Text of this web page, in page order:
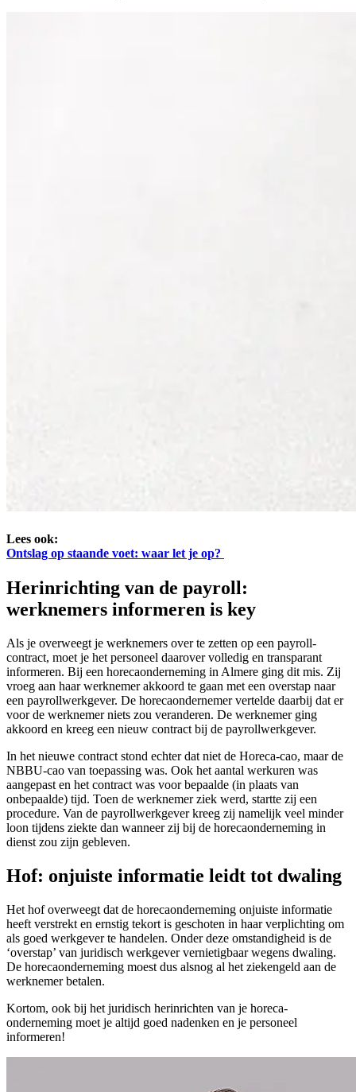
Lees ook:
Ontslag op staande voet: waar let je op?
Herinrichting van de payroll:
werknemers informeren is key
Als je overweegt je werknemers over te zetten op een payroll-
contract, moet je het personeel daarover volledig en transparant
informeren. Bij een horecaonderneming in Almere ging dit mis. Zij
vroeg aan haar werknemer akkoord te gaan met een overstap naar
een payrollwerkgever. De horecaondernemer vertelde daarbij dat er
voor de werknemer niets zou veranderen. De werknemer ging
akkoord en kreeg een nieuw contract bij de payrollwerkgever.
In het nieuwe contract stond echter dat niet de Horeca-cao, maar de
NBBU-cao van toepassing was. Ook het aantal werkuren was
aangepast en het contract was voor bepaalde (in plaats van
onbepaalde) tijd. Toen de werknemer ziek werd, startte zij een
procedure. Van de payrollwerkgever kreeg zij namelijk veel minder
loon tijdens ziekte dan wanneer zij bij de horecaonderneming in
dienst zou zijn gebleven.
Hof: onjuiste informatie leidt tot dwaling
Het hof overweegt dat de horecaonderneming onjuiste informatie
heeft verstrekt en ernstig tekort is geschoten in haar verplichting om
als goed werkgever te handelen. Onder deze omstandigheid is de
‘overstap’ van juridisch werkgever vernietigbaar wegens dwaling.
De horecaonderneming moest dus alsnog al het ziekengeld aan de
werknemer betalen.
Kortom, ook bij het juridisch herinrichten van je horeca-
onderneming moet je altijd goed nadenken en je personeel
informeren!